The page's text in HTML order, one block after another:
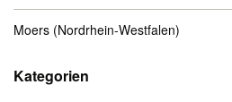
Anzeige aufgeben
Moers (Nordrhein-Westfalen)
Kategorien